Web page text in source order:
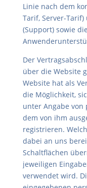
Linie nach dem
Tarif, Server-
(Support) sowie
Der
über die Website
Website hat als
die Möglichkeit,
unter Angabe von
dem von ihm
registrieren.
dabei an uns
Schaltflächen
jeweiligen
verwendet wird.